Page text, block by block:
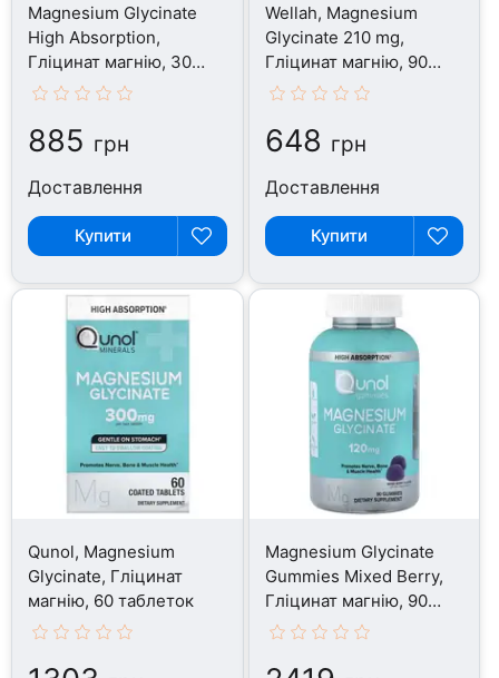
Magnesium Glycinate
High Absorption,
Гліцинат магнію, 30
капсул
885 грн
Доставлення
Купити
Wellah, Magnesium
Glycinate 210 mg,
Гліцинат магнію, 90
капсул
648 грн
Доставлення
Купити
Qunol, Magnesium
Glycinate, Гліцинат
магнію, 60 таблеток
Magnesium Glycinate
Gummies Mixed Berry,
Гліцинат магнію, 90
таблеток